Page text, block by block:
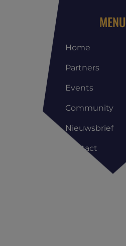
MENU
Home
Partners
Events
Community
Nieuwsbrief
Contact